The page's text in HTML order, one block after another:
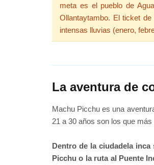
meta es el pueblo de
Ollantaytambo. El ticket
intensas lluvias (enero,
La aventura de
Machu Picchu es una
21 a 30 años son los que
Dentro de la ciudadela
Picchu o la ruta al Puente